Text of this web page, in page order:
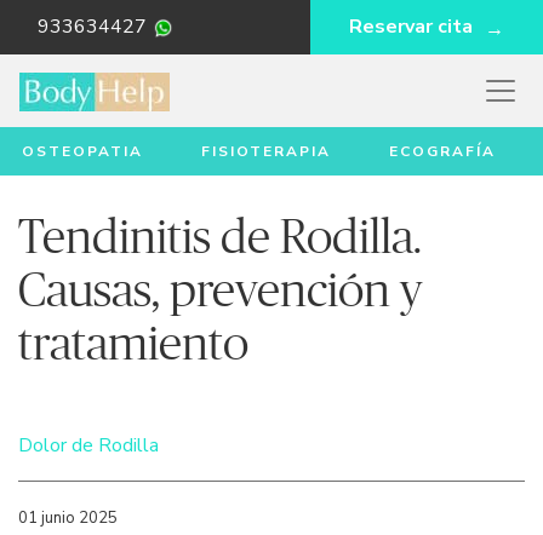
933634427 Reservar cita
OSTEOPATIA FISIOTERAPIA ECOGRAFÍA
Tendinitis de Rodilla.
Causas, prevención y
tratamiento
Dolor de Rodilla
01 junio 2025